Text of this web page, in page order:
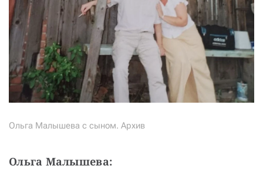
Ольга Малышева с сыном. Архив
Ольга Малышева: